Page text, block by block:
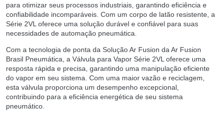
para otimizar seus processos industriais, garantindo eficiência e
confiabilidade incomparáveis. Com um corpo de latão resistente, a
Série 2VL oferece uma solução durável e confiável para suas
necessidades de automação pneumática.
Com a tecnologia de ponta da Solução Ar Fusion da Ar Fusion
Brasil Pneumática, a Válvula para Vapor Série 2VL oferece uma
resposta rápida e precisa, garantindo uma manipulação eficiente
do vapor em seu sistema. Com uma maior vazão e reciclagem,
esta válvula proporciona um desempenho excepcional,
contribuindo para a eficiência energética de seu sistema
pneumático.